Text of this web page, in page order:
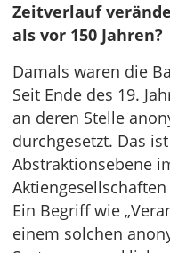
Zeitverlauf
als vor 150 Jahren?
Damals waren die
Seit Ende des 19.
an deren Stelle
durchgesetzt. Das
Abstraktionsebene
Ein Begriff wie
einem solchen